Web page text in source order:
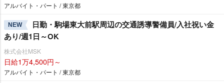
アルバイト・パート / 東京都
NEW
日勤・駒場東大前駅周辺の交通誘導警備員/入社祝い金
あり/週1日～OK
株式会社MSK
日給1万4,500円～
アルバイト・パート / 東京都